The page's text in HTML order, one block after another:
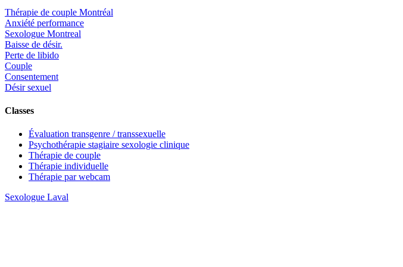
Thérapie de couple Montréal
Anxiété performance
Sexologue Montreal
Baisse de désir.
Perte de libido
Couple
Consentement
Désir sexuel
Classes
Évaluation transgenre / transsexuelle
Psychothérapie stagiaire sexologie clinique
Thérapie de couple
Thérapie individuelle
Thérapie par webcam
Sexologue Laval